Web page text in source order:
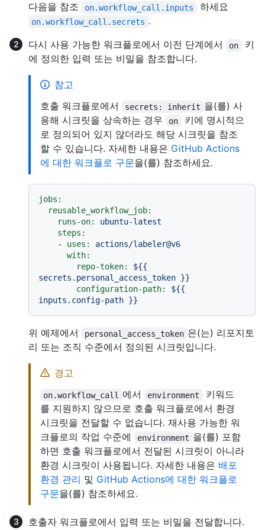
다음을 참조
on.workflow_call.inputs 하세요
on.workflow_call.secrets .
다시 사용 가능한 워크플로에서 이전 단계에서
on
키
에 정의한 입력 또는 비밀을 참조합니다.
참고
호출 워크플로에서
secrets: inherit 을(를) 사
용해 시크릿을 상속하는 경우
on
키에 명시적으
로 정의되어 있지 않더라도 해당 시크릿을 참조
할 수 있습니다. 자세한 내용은 GitHub Actions
에 대한 워크플로 구문을(를) 참조하세요.
jobs:
reusable_workflow_job:
runs-on:
ubuntu-latest
steps:
-
uses:
actions/labeler@v6
with:
repo-token:
${{
secrets.personal_access_token }}
configuration-path:
${{
inputs.config-path }}
위 예제에서 personal_access_token 은(는) 리포지토
리 또는 조직 수준에서 정의된 시크릿입니다.
경고
on.workflow_call 에서 environment
키워드
를 지원하지 않으므로 호출 워크플로에서 환경
시크릿을 전달할 수 없습니다. 재사용 가능한 워
크플로의 작업 수준에
environment 을(를) 포함
하면 호출 워크플로에서 전달된 시크릿이 아니라
환경 시크릿이 사용됩니다. 자세한 내용은 배포
환경 관리 및 GitHub Actions에 대한 워크플로
구문을(를) 참조하세요.
호출자 워크플로에서 입력 또는 비밀을 전달합니다.